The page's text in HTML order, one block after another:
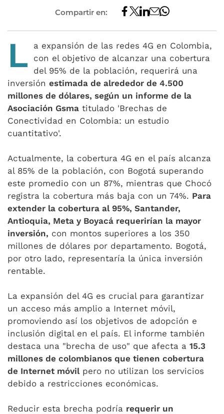
Compartir en:
L
a expansión de las redes 4G en Colombia,
con el objetivo de alcanzar una cobertura
del 95% de la población, requerirá una
inversión estimada de alrededor de 4.500
millones de dólares, según un informe de la
Asociación Gsma titulado 'Brechas de
Conectividad en Colombia: un estudio
cuantitativo'.
Actualmente, la cobertura 4G en el país alcanza
al 85% de la población, con Bogotá superando
este promedio con un 87%, mientras que Chocó
registra la cobertura más baja con un 74%. Para
extender la cobertura al 95%, Santander,
Antioquia, Meta y Boyacá requerirían la mayor
inversión, con montos superiores a los 350
millones de dólares por departamento. Bogotá,
por otro lado, representaría la única inversión
rentable.
La expansión del 4G es crucial para garantizar
un acceso más amplio a Internet móvil,
promoviendo así los objetivos de adopción e
inclusión digital en el país. El informe también
destaca una "brecha de uso" que afecta a 15.3
millones de colombianos que tienen cobertura
de Internet móvilpero no utilizan los servicios
debido a restricciones económicas.
Reducir esta brecha podría requerir un